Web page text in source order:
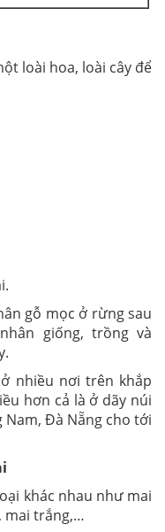
loài hoa, loài cây để
gỗ mọc ở rừng sau
giống, trồng và
nhiều nơi trên khắp
hơn cả là ở dãy núi
Đà Nẵng cho tới
khác nhau như mai
mai trắng,…